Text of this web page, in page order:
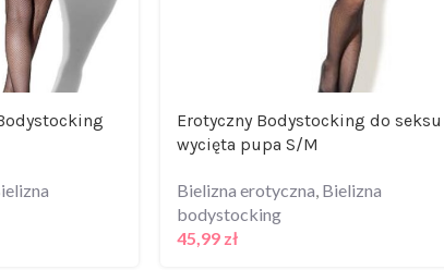
Erotyczny Bodystocking do seksu
wycięta pupa S/M
Bielizna erotyczna, Bielizna
bodystocking
45,99 zł